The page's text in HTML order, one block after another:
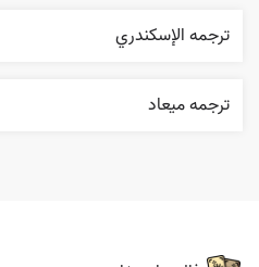
ترجمه الإسکندري
ترجمه ميعاد